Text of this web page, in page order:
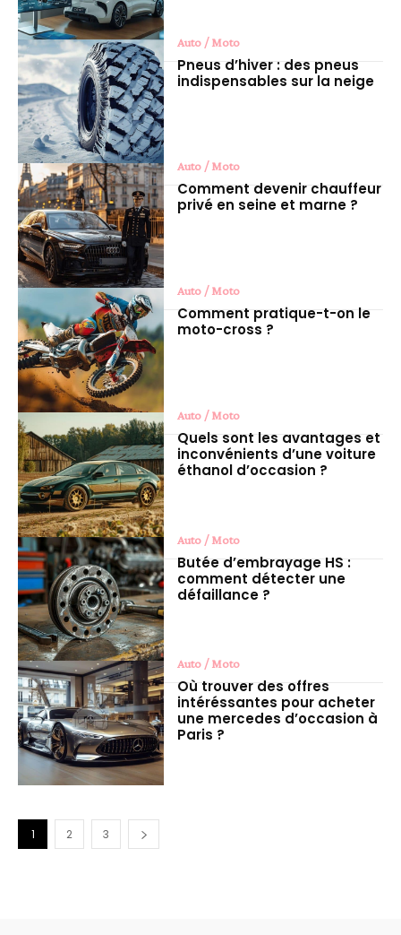
Auto / Moto
Pneus d’hiver : des pneus
indispensables sur la neige
Auto / Moto
Comment devenir chauffeur
privé en seine et marne ?
Auto / Moto
Comment pratique-t-on le
moto-cross ?
Auto / Moto
Quels sont les avantages et
inconvénients d’une voiture
éthanol d’occasion ?
Auto / Moto
Butée d’embrayage HS :
comment détecter une
défaillance ?
Auto / Moto
Où trouver des offres
intéréssantes pour acheter
une mercedes d’occasion à
Paris ?
1 2 3